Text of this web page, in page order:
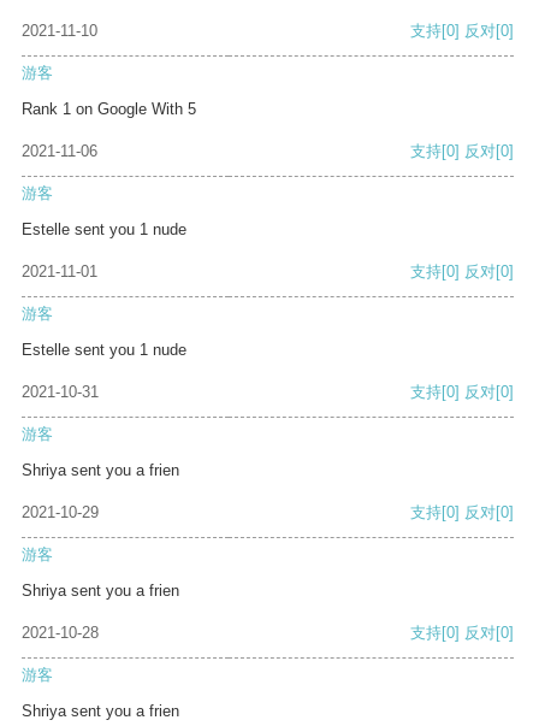
2021-11-10 支持[0] 反对[0]
游客
Rank 1 on Google With 5
2021-11-06 支持[0] 反对[0]
游客
Estelle sent you 1 nude
2021-11-01 支持[0] 反对[0]
游客
Estelle sent you 1 nude
2021-10-31 支持[0] 反对[0]
游客
Shriya sent you a frien
2021-10-29 支持[0] 反对[0]
游客
Shriya sent you a frien
2021-10-28 支持[0] 反对[0]
游客
Shriya sent you a frien